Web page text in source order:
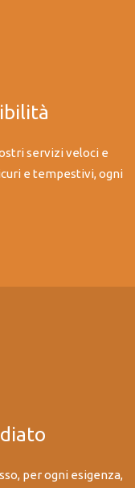
servizi veloci e
e tempestivi, ogni
per ogni esigenza,